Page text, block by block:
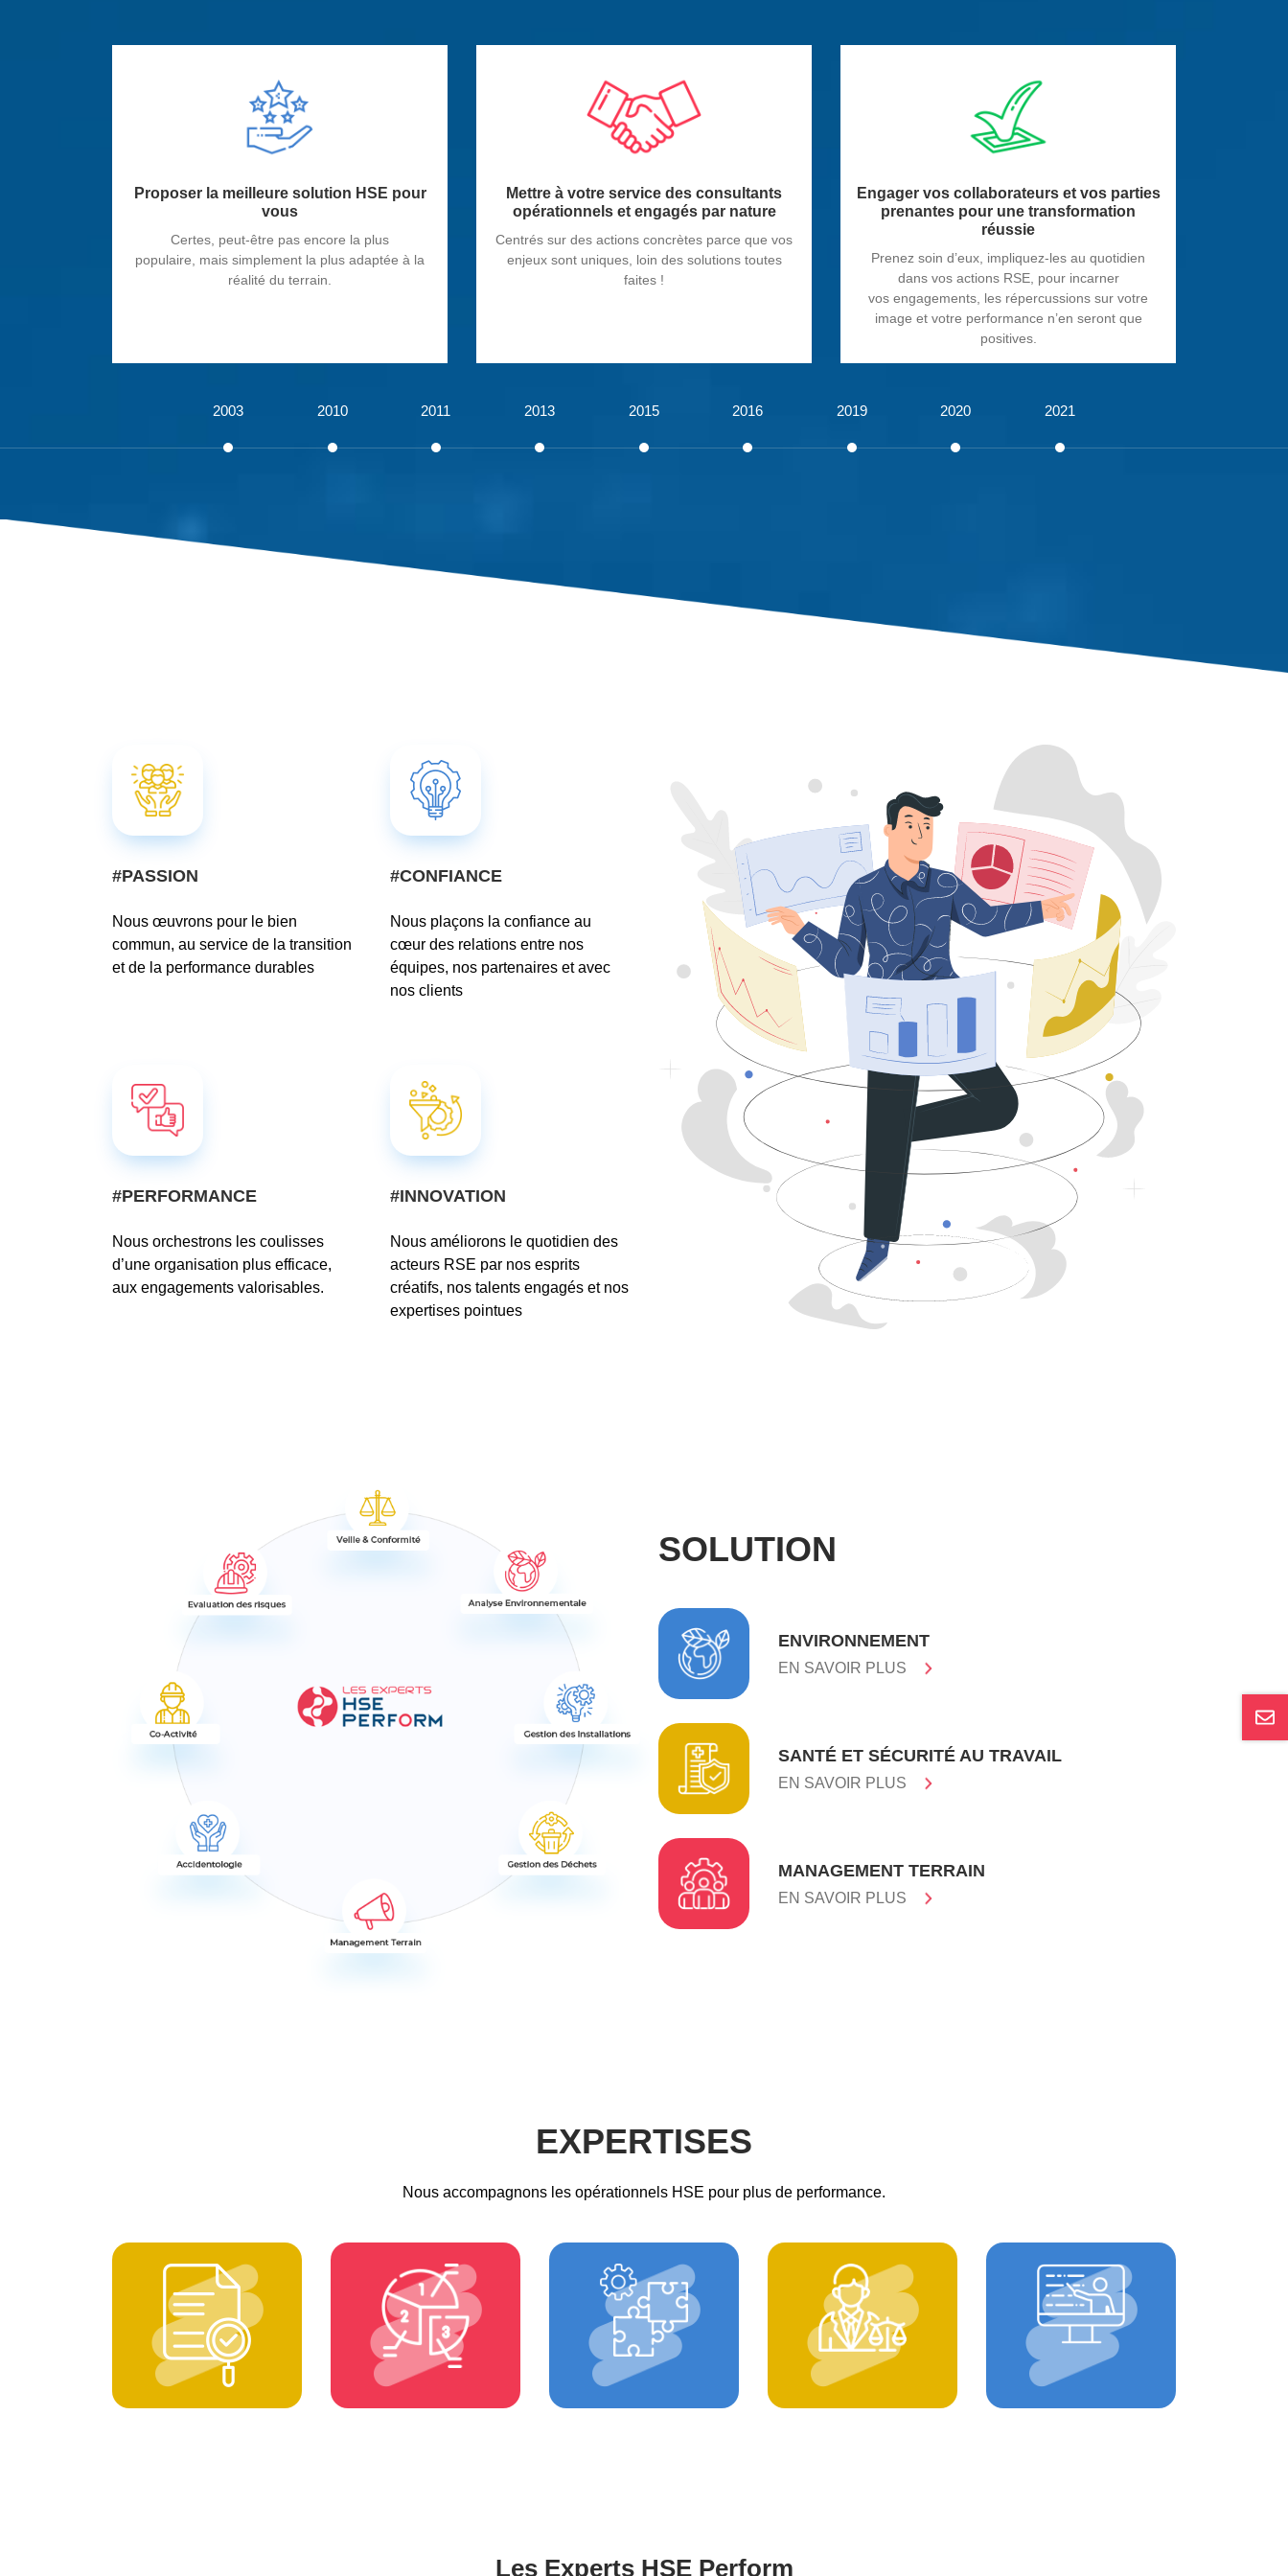
Proposer la meilleure solution HSE pour
vous
Certes, peut-être pas encore la plus
populaire, mais simplement la plus adaptée à la
réalité du terrain.
Mettre à votre service des consultants
opérationnels et engagés par nature
Centrés sur des actions concrètes parce que vos
enjeux sont uniques, loin des solutions toutes
faites !
Engager vos collaborateurs et vos parties
prenantes pour une transformation
réussie
Prenez soin d’eux, impliquez-les au quotidien
dans vos actions RSE, pour incarner
vos engagements, les répercussions sur votre
image et votre performance n’en seront que
positives.
2003 2010 2011 2013 2015 2016 2019 2020 2021
#PASSION
Nous œuvrons pour le bien
commun, au service de la transition
et de la performance durables
#CONFIANCE
Nous plaçons la confiance au
cœur des relations entre nos
équipes, nos partenaires et avec
nos clients
#PERFORMANCE
Nous orchestrons les coulisses
d’une organisation plus efficace,
aux engagements valorisables.
#INNOVATION
Nous améliorons le quotidien des
acteurs RSE par nos esprits
créatifs, nos talents engagés et nos
expertises pointues
SOLUTION
ENVIRONNEMENT
EN SAVOIR PLUS
SANTÉ ET SÉCURITÉ AU TRAVAIL
EN SAVOIR PLUS
MANAGEMENT TERRAIN
EN SAVOIR PLUS
EXPERTISES
Nous accompagnons les opérationnels HSE pour plus de performance.
Les Experts HSE Perform